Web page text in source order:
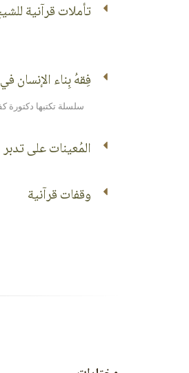
تأملات قرآنية
فِقهُ بِناء الإنسان
سلسلة تكتبها دكتورة
المُعينات على تدبر
وقفات قرآنية